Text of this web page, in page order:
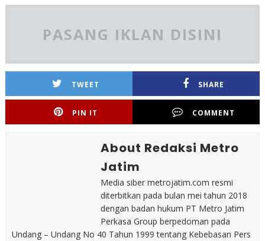
PASANG IKLAN DISINI
TWEET SHARE
PIN IT COMMENT
About Redaksi Metro
Jatim
Media siber metrojatim.com resmi
diterbitkan pada bulan mei tahun 2018
dengan badan hukum PT Metro Jatim
Perkasa Group berpedoman pada
Undang – Undang No 40 Tahun 1999 tentang Kebebasan Pers